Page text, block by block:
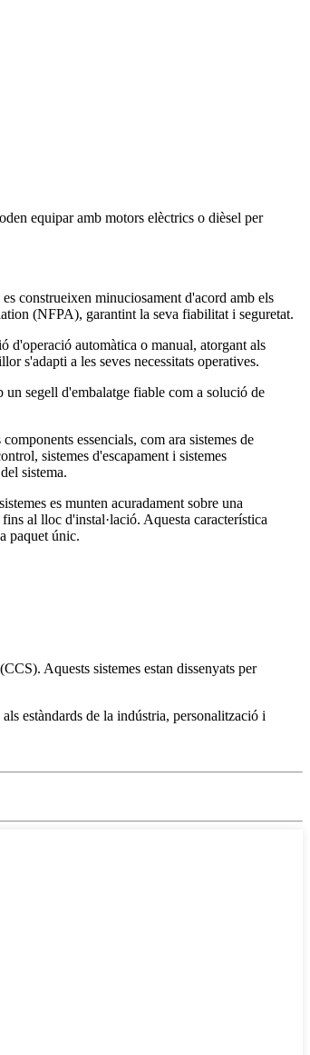
equipar amb motors elèctrics o dièsel per
es construeixen minuciosament d'acord amb els
(NFPA), garantint la seva fiabilitat i seguretat.
d'operació automàtica o manual, atorgant als
s'adapti a les seves necessitats operatives.
un segell d'embalatge fiable com a solució de
essencials, com ara sistemes de
sistemes d'escapament i sistemes
sistema.
es munten acuradament sobre una
al lloc d'instal·lació. Aquesta característica
paquet únic.
Aquests sistemes estan dissenyats per
estàndards de la indústria, personalització i